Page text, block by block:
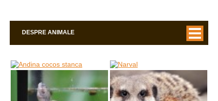
DESPRE ANIMALE